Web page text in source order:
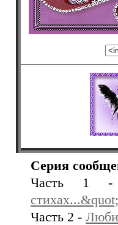
Серия
Часть
стихах...&quot;
Часть 2 -